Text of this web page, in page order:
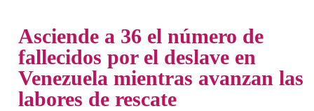
Asciende a 36 el número de
fallecidos por el deslave en
Venezuela mientras avanzan las
labores de rescate